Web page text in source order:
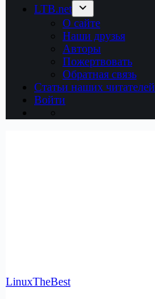
LTB.net
О сайте
Наши друзья
Авторы
Пожертвовать
Обратная связь
Статьи наших читателей
Войти
LinuxTheBest